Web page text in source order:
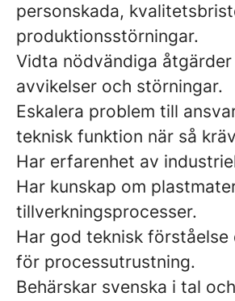
personskada,
produktionsstörningar.
Vidta nödvändiga
avvikelser och störningar.
Eskalera problem till
teknisk funktion när så
Har erfarenhet av
Har kunskap om
tillverkningsprocesser.
Har god teknisk förståelse
för processutrustning.
Behärskar svenska i tal